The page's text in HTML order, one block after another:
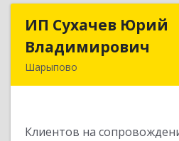
ИП Сухачев Юрий
Владимирович
Шарыпово
Клиентов на
ИП